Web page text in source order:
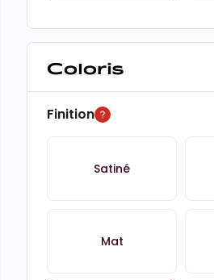
Coloris
Finition
Satiné
Mat